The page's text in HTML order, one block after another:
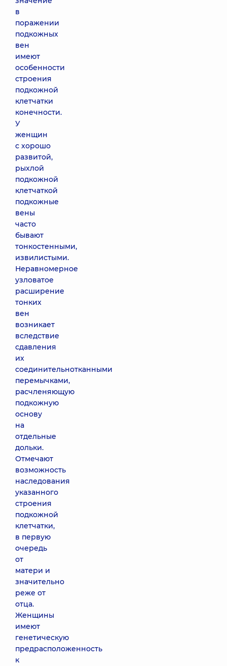
в
поражении
подкожных
вен
имеют
особенности
строения
подкожной
клетчатки
конечности.
У
женщин
с хорошо
развитой,
рыхлой
подкожной
клетчаткой
подкожные
вены
часто
бывают
тонкостенными,
извилистыми.
Неравномерное
узловатое
расширение
тонких
вен
возникает
вследствие
сдавления
их
соединительнотканными
перемычками,
расчленяющую
подкожную
основу
на
отдельные
дольки.
Отмечают
возможность
наследования
указанного
строения
подкожной
клетчатки,
в первую
очередь
от
матери и
значительно
реже от
отца.
Женщины
имеют
генетическую
предрасположенность
к